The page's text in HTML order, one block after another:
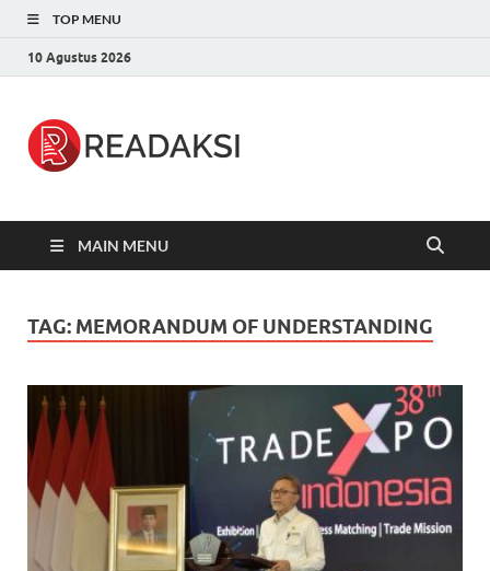
TOP MENU
10 Agustus 2026
MAIN MENU
TAG: MEMORANDUM OF UNDERSTANDING